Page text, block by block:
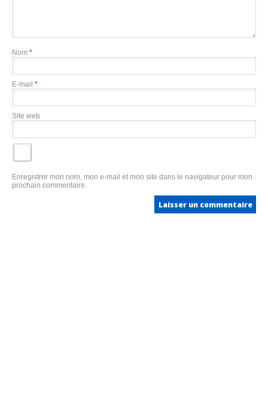
Nom *
E-mail *
Site web
Enregistrer mon nom, mon e-mail et mon site dans le navigateur pour mon
prochain commentaire.